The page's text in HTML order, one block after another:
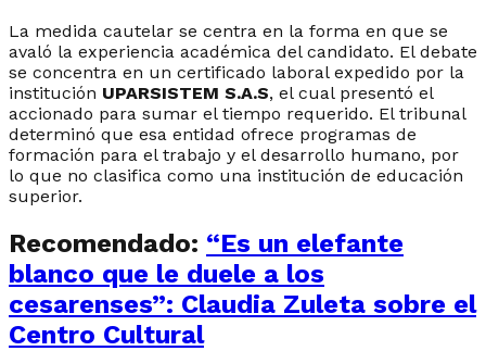
La medida cautelar se centra en la forma en que se
avaló la experiencia académica del candidato. El debate
se concentra en un certificado laboral expedido por la
institución UPARSISTEM S.A.S, el cual presentó el
accionado para sumar el tiempo requerido. El tribunal
determinó que esa entidad ofrece programas de
formación para el trabajo y el desarrollo humano, por
lo que no clasifica como una institución de educación
superior.
Recomendado: “Es un elefante
blanco que le duele a los
cesarenses”: Claudia Zuleta sobre el
Centro Cultural